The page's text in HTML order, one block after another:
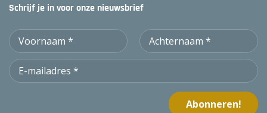
Schrijf je in voor onze nieuwsbrief